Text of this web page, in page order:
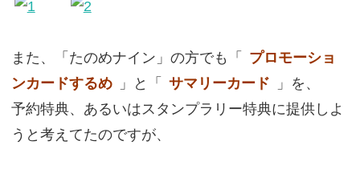
また、「たのめナイン」の方でも「
プロモーショ
ンカードするめ
」と「 サマリーカード
」を、
予約特典、あるいはスタンプラリー特典に提供しよ
うと考えてたのですが、